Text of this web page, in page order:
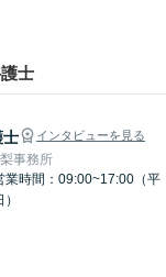
士
士 インタビューを見る
事務所
業時間：09:00~17:00（平
）